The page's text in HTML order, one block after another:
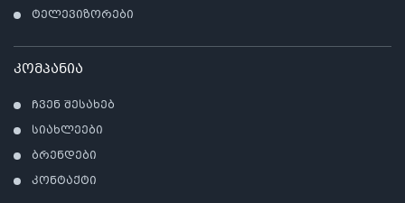
ტელევიზორები
კომპანია
ჩვენ შესახებ
სიახლეები
ბრენდები
კონტაქტი